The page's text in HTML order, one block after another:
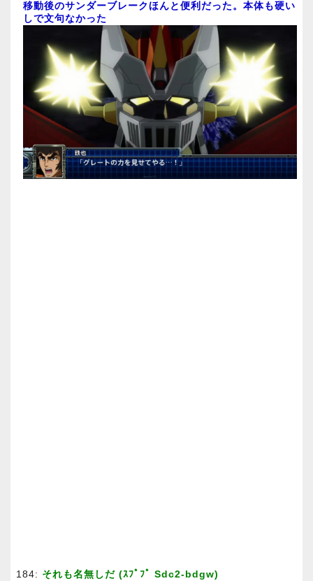
移動後のサンダーブレークほんと便利だった。本体も硬い
しで文句なかった
184: それも名無しだ (ｽﾌﾟﾌﾟ Sdc2-bdgw)